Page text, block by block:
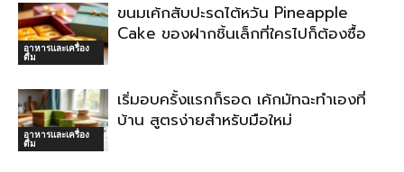
อาหารและเครื่อง
ดื่ม
ขนมเค้กสับปะรดไต้หวัน Pineapple
Cake ของฝากชิ้นเล็กที่ใครไปก็ต้องซื้อ
อาหารและเครื่อง
ดื่ม
เริ่มอบครั้งแรกก็รอด เค้กมัทฉะทำเองที่
บ้าน สูตรง่ายสำหรับมือใหม่